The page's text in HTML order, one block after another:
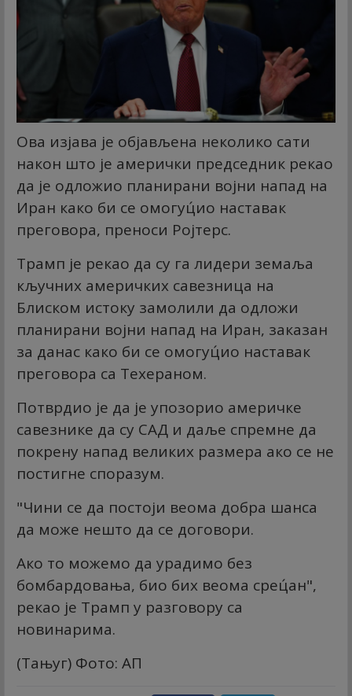
Ова изјава је објављена неколико сати
након што је амерички председник рекао
да је одложио планирани војни напад на
Иран како би се омогуц́ио наставак
преговора, преноси Ројтерс.
Трамп је рекао да су га лидери земаља
кључних америчких савезница на
Блиском истоку замолили да одложи
планирани војни напад на Иран, заказан
за данас како би се омогуц́ио наставак
преговора са Техераном.
Потврдио је да је упозорио америчке
савезнике да су САД и даље спремне да
покрену напад великих размера ако се не
постигне споразум.
"Чини се да постоји веома добра шанса
да може нешто да се договори.
Ако то можемо да урадимо без
бомбардовања, био бих веома срец́ан",
рекао је Трамп у разговору са
новинарима.
(Тањуг) Фото: АП